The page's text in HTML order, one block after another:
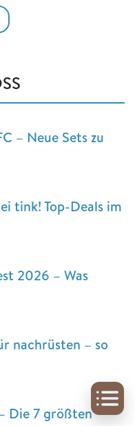
– Neue Sets zu
tink! Top-Deals im
2026 – Was
nachrüsten – so
Die 7 größten